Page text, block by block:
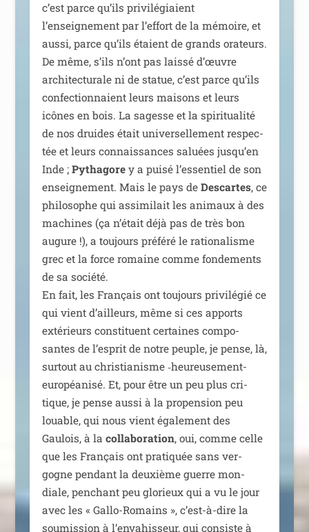
c’est parce qu’ils pri­vi­lé­giaient
l’enseignement par l’effort de la mémoire, et
aus­si, parce qu’ils étaient de grands ora­teurs.
De même, s’ils n’ont pas lais­sé d’œuvre
archi­tec­tu­rale ni de sta­tue, c’est parce qu’ils
confec­tion­naient leurs mai­sons et leurs
icônes en bois. La sagesse et la spi­ri­tua­li­té
de nos druides était uni­ver­sel­le­ment res­pec­
tée et leurs connais­sances saluées jusqu’en
Inde ; Pythagorey a pui­sé l’essentiel de son
ensei­gne­ment. Mais le pays de Descartes, ce
phi­lo­sophe qui assi­mi­lait les ani­maux à des
machines (ça n’était déjà pas de très bon
augure !), a tou­jours pré­fé­ré le ratio­na­lisme
grec et la force romaine comme fon­de­ments
de sa socié­té.
En fait, les Français ont tou­jours pri­vi­lé­gié ce
qui vient d’ailleurs, même si ces apports
exté­rieurs consti­tuent cer­taines com­po­
santes de l’esprit de notre peuple, je pense, là,
sur­tout au chris­tia­nisme ‑heu­reu­se­ment-
euro­péa­ni­sé. Et, pour être un peu plus cri­
tique, je pense aus­si à la pro­pen­sion peu
louable, qui nous vient éga­le­ment des
Gaulois, à la col­la­bo­ra­tion, oui, comme celle
que les Français ont pra­ti­quée sans ver­
gogne pen­dant la deuxième guerre mon­
diale, pen­chant peu glo­rieux qui a vu le jour
avec les « Gallo-Romains », c’est-à-dire la
sou­mis­sion à l’envahisseur, qui consiste à